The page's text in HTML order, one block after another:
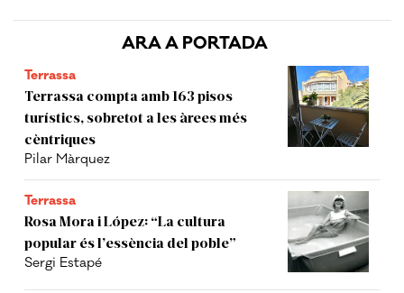
ARA A PORTADA
Terrassa
Terrassa compta amb 163 pisos
turístics, sobretot a les àrees més
cèntriques
Pilar Màrquez
Terrassa
Rosa Mora i López: “La cultura
popular és l’essència del poble”
Sergi Estapé